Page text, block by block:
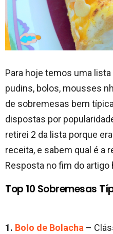
Para hoje temos uma
pudins, bolos, mousses
de sobremesas bem
dispostas por
retirei 2 da lista porque
receita, e sabem qual é a
Resposta no fim do
Top 10 Sobremesas
1. Bolo de Bolacha –